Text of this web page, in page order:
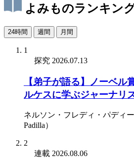
よみものランキン
24時間 週間 月間
1
探究 2026.07.13
【弟子が語る】ノーベル
ルケスに学ぶジャーナリ
ネルソン・フレディ・パディ
Padilla）
2
連載 2026.08.06